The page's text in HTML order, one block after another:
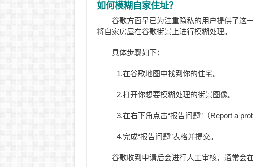
如何模糊自家住址？
谷歌方面早已为注重隐私的用户提供了这
将自家房屋在谷歌街景上进行模糊处理。
具体步骤如下：
1.在谷歌地图中找到你的住宅。
2.打开你想要模糊处理的街景图像。
3.在右下角点击“报告问题”（Report a
4.完成“报告问题”表格并提交。
谷歌收到申请后会进行人工审核，通常会